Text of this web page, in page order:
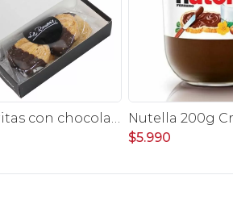
Palmeritas con chocolate 4 unidades
$5.990